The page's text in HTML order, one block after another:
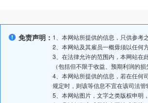
免责声明： 1、本网站所提供的信息，只供参考之
2、本网站及其雇员一概毋须以任何
3、在法律允许的范围内，本网站在
（包括但不限于收益、预期利润的
4、本网站所提供的信息，若在任何
规定时，则该等信息不宜在该司法
5、本网站图片，文字之类版权申明